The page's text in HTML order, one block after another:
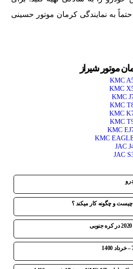
به نمایندگی کرمان موتور حسینی
موتور شیراز
چیست و چگونه کار میکند ؟